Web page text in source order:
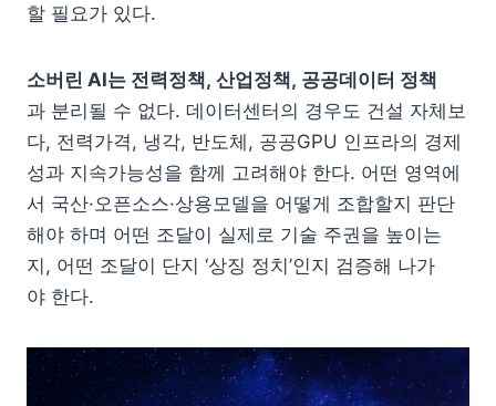
할 필요가 있다.
소버린 AI는 전력정책, 산업정책, 공공데이터 정책
과 분리될 수 없다. 데이터센터의 경우도 건설 자체보
다, 전력가격, 냉각, 반도체, 공공GPU 인프라의 경제
성과 지속가능성을 함께 고려해야 한다. 어떤 영역에
서 국산·오픈소스·상용모델을 어떻게 조합할지 판단
해야 하며 어떤 조달이 실제로 기술 주권을 높이는
지, 어떤 조달이 단지 ‘상징 정치’인지 검증해 나가
야 한다.